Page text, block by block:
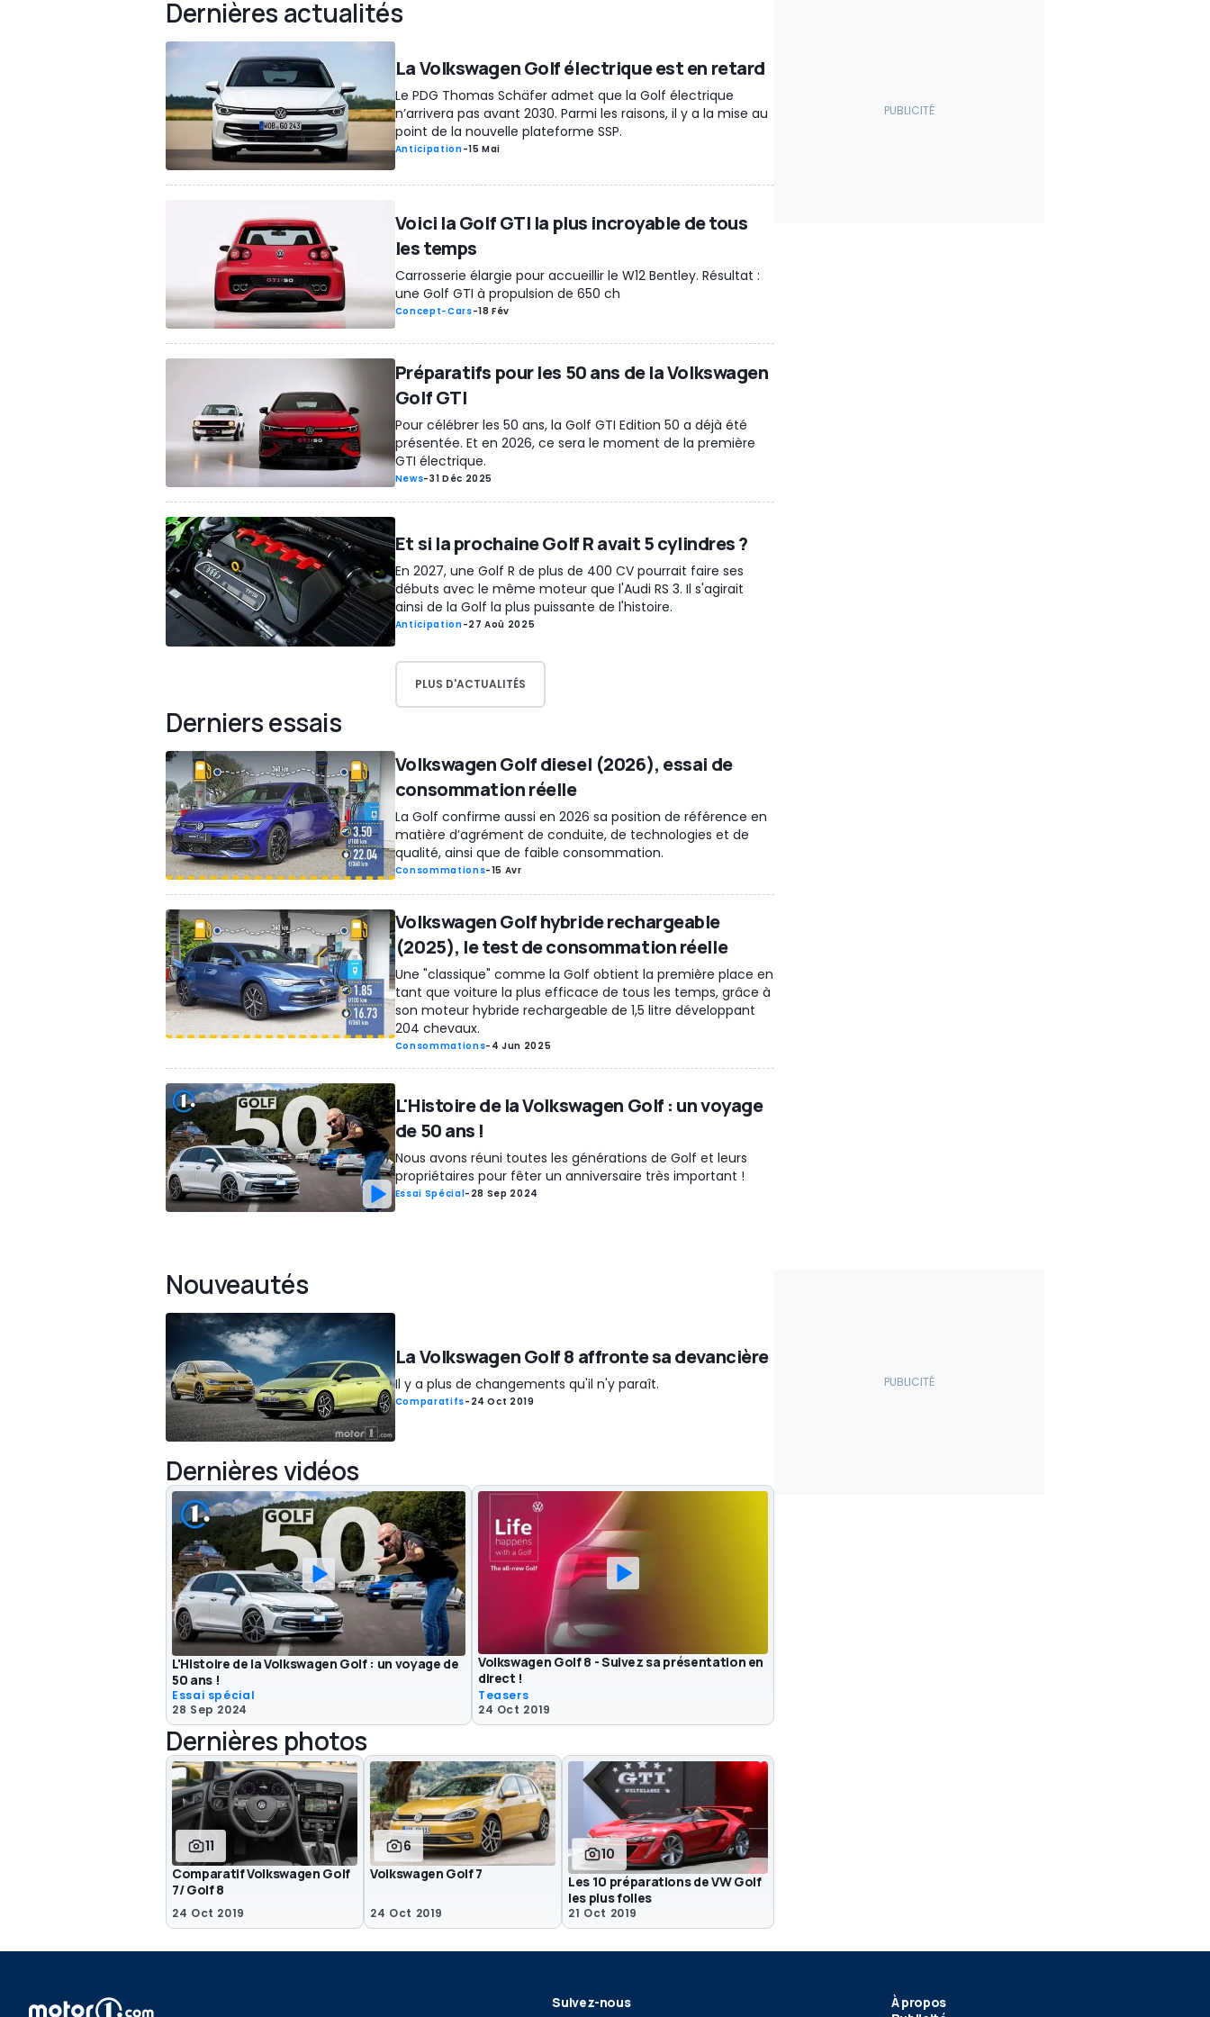
Dernières actualités
La Volkswagen Golf électrique est en retard
Le PDG Thomas Schäfer admet que la Golf électrique
n’arrivera pas avant 2030. Parmi les raisons, il y a la mise au
point de la nouvelle plateforme SSP.
Anticipation-15 Mai
Voici la Golf GTI la plus incroyable de tous
les temps
Carrosserie élargie pour accueillir le W12 Bentley. Résultat :
une Golf GTI à propulsion de 650 ch
Concept-Cars-18 Fév
Préparatifs pour les 50 ans de la Volkswagen
Golf GTI
Pour célébrer les 50 ans, la Golf GTI Edition 50 a déjà été
présentée. Et en 2026, ce sera le moment de la première
GTI électrique.
News-31 Déc 2025
Et si la prochaine Golf R avait 5 cylindres ?
En 2027, une Golf R de plus de 400 CV pourrait faire ses
débuts avec le même moteur que l'Audi RS 3. Il s'agirait
ainsi de la Golf la plus puissante de l'histoire.
Anticipation-27 Aoû 2025
PLUS D'ACTUALITÉS
Derniers essais
Volkswagen Golf diesel (2026), essai de
consommation réelle
La Golf confirme aussi en 2026 sa position de référence en
matière d’agrément de conduite, de technologies et de
qualité, ainsi que de faible consommation.
Consommations-15 Avr
Volkswagen Golf hybride rechargeable
(2025), le test de consommation réelle
Une "classique" comme la Golf obtient la première place en
tant que voiture la plus efficace de tous les temps, grâce à
son moteur hybride rechargeable de 1,5 litre développant
204 chevaux.
Consommations- 4 Jun 2025
L'Histoire de la Volkswagen Golf : un voyage
de 50 ans !
Nous avons réuni toutes les générations de Golf et leurs
propriétaires pour fêter un anniversaire très important !
Essai Spécial- 28 Sep 2024
Nouveautés
La Volkswagen Golf 8 affronte sa devancière
Il y a plus de changements qu'il n'y paraît.
Comparatifs- 24 Oct 2019
Dernières vidéos
L'Histoire de la Volkswagen Golf : un voyage de
50 ans !
Essai spécial
28 Sep 2024
Volkswagen Golf 8 - Suivez sa présentation en
direct !
Teasers
24 Oct 2019
Dernières photos
11
Comparatif Volkswagen Golf
7/ Golf 8
24 Oct 2019
6
Volkswagen Golf 7
24 Oct 2019
10
Les 10 préparations de VW Golf
les plus folles
21 Oct 2019
Suivez-nous
À propos